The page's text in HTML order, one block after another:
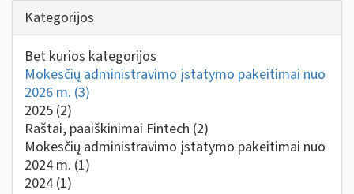
Kategorijos
Bet kurios kategorijos
Mokesčių administravimo įstatymo pakeitimai nuo
2026 m. (3)
2025 (2)
Raštai, paaiškinimai Fintech (2)
Mokesčių administravimo įstatymo pakeitimai nuo
2024 m. (1)
2024 (1)